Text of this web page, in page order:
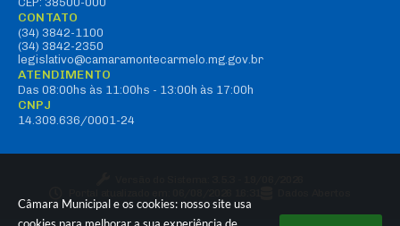
Câmara Municipal e os cookies: nosso site usa
CONTATO
(34) 3842-1100
(34) 3842-2350
legislativo@camaramontecarmelo.mg.gov.br
ATENDIMENTO
Das 08:00hs às 11:00hs - 13:00h às 17:00h
CNPJ
14.309.636/0001-24